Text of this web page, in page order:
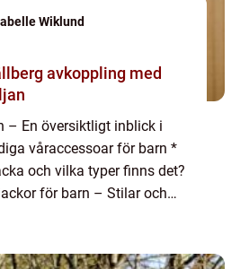
Wiklund
med
– En översiktligt inblick i
våraccessoar för barn *
och vilka typer finns det?
för barn – Stilar och